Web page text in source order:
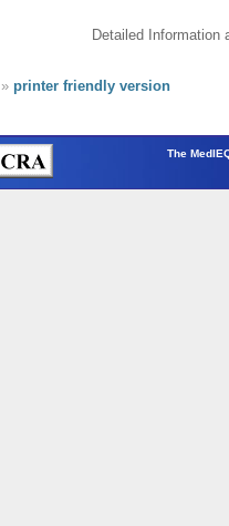
Detailed Information
» printer friendly version
The